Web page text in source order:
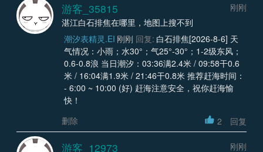
游客_35815
刚刚
湛江白石排焦在哪里，地图上搜不到
潮汐表精灵.EI 刚刚 回复: 白石排焦[2026-8-6] 天
气情况：小雨；水30°；气25°-30°；1-2级东风；
0.6-0.8浪 当日潮汐：03:36满2.4米 / 09:58干0.6
米 / 16:04满1.9米 / 21:46干0.8米 推荐赶海时间：
- 6:00 ~ 10:00 (好) 赶海注意安全，祝你赶海愉
快！
删除
2 回复
游客_12973 刚刚